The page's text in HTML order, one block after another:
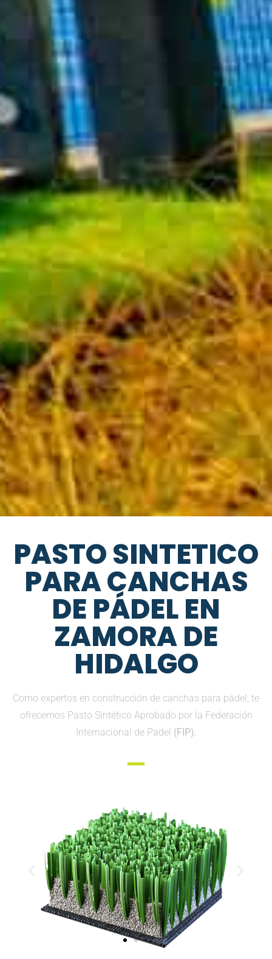
PASTO SINTETICO
PARA CANCHAS
DE PÁDEL EN
ZAMORA DE
HIDALGO
Como expertos en construcción de canchas para pádel, te
ofrecemos Pasto Sintético Aprobado por la Federación
Internacional de Padel (FIP).